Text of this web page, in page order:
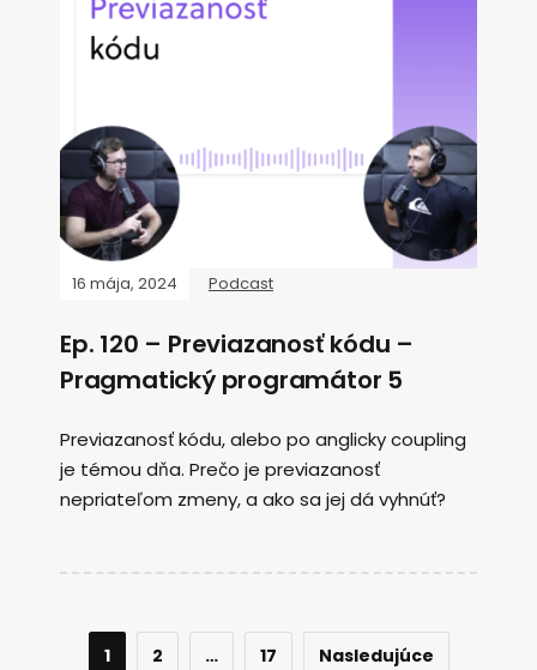
16 mája, 2024 Podcast
Ep. 120 – Previazanosť kódu –
Pragmatický programátor 5
Previazanosť kódu, alebo po anglicky coupling
je témou dňa. Prečo je previazanosť
nepriateľom zmeny, a ako sa jej dá vyhnúť?
1 2 … 17 Nasledujúce